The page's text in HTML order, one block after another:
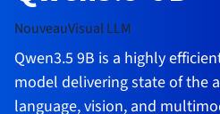
NouveauVisual LLM
Qwen3.5 9B is a highly
model delivering state of the
language, vision, and